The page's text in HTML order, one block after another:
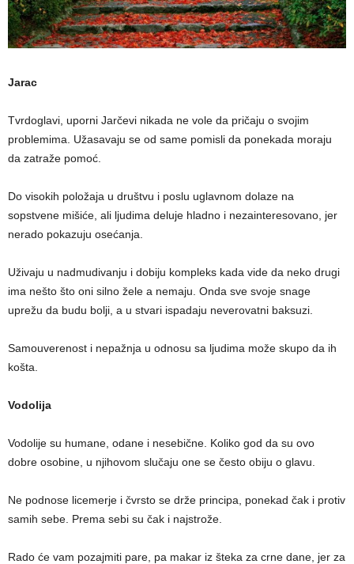
Jarac
Tvrdoglavi, uporni Jarčevi nikada ne vole da pričaju o svojim
problemima. Užasavaju se od same pomisli da ponekada moraju
da zatraže pomoć.
Do visokih položaja u društvu i poslu uglavnom dolaze na
sopstvene mišiće, ali ljudima deluje hladno i nezainteresovano, jer
nerado pokazuju osećanja.
Uživaju u nadmudivanju i dobiju kompleks kada vide da neko drugi
ima nešto što oni silno žele a nemaju. Onda sve svoje snage
uprežu da budu bolji, a u stvari ispadaju neverovatni baksuzi.
Samouverenost i nepažnja u odnosu sa ljudima može skupo da ih
košta.
Vodolija
Vodolije su humane, odane i nesebične. Koliko god da su ovo
dobre osobine, u njihovom slučaju one se često obiju o glavu.
Ne podnose licemerje i čvrsto se drže principa, ponekad čak i protiv
samih sebe. Prema sebi su čak i najstrože.
Rado će vam pozajmiti pare, pa makar iz šteka za crne dane, jer za